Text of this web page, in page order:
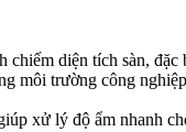
diện tích sàn,
môi trường công
xử lý độ ẩm nhanh